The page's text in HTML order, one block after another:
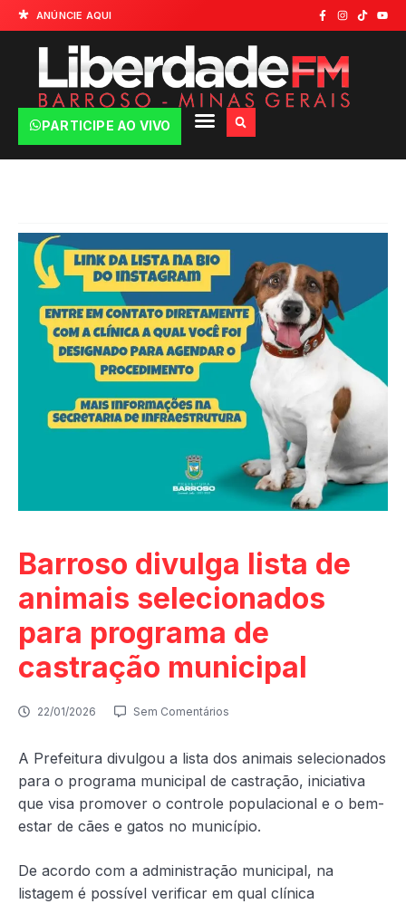
ANÚNCIE AQUI
PARTICIPE AO VIVO
Barroso divulga lista de
animais selecionados
para programa de
castração municipal
22/01/2026 Sem Comentários
A Prefeitura divulgou a lista dos animais selecionados
para o programa municipal de castração, iniciativa
que visa promover o controle populacional e o bem-
estar de cães e gatos no município.
De acordo com a administração municipal, na
listagem é possível verificar em qual clínica